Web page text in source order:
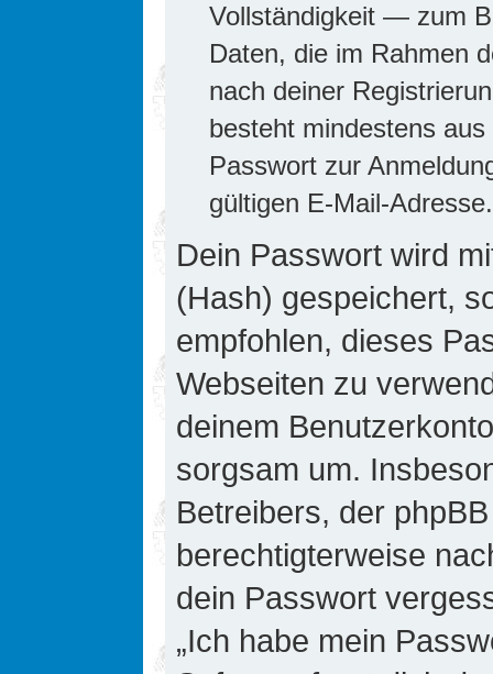
Vollständigkeit — zum
Daten, die im Rahmen
nach deiner
besteht mindestens
Passwort zur
gültigen E-Mail-Adresse.
Dein Passwort wird
(Hash) gespeichert,
empfohlen, dieses
Webseiten zu
deinem
sorgsam um.
Betreibers, der
berechtigterweise
dein Passwort
„Ich habe mein